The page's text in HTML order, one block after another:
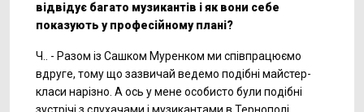
відвідує багато музикантів і як вони себе
показують у професійному плані?
Ч.. - Разом із Сашком Муренком ми співпрацюємо
вдруге, тому що зазвичай ведемо подібні майстер-
класи нарізно. А ось у мене особисто були подібні